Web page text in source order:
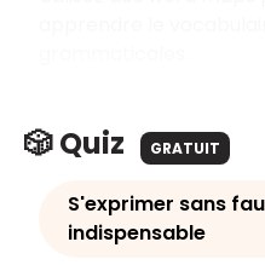
🎲 Quiz GRATUIT
S'exprimer sans
indispensable